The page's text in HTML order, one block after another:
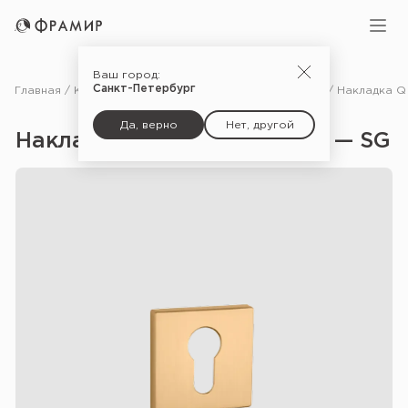
Ваш город:
Санкт-Петербург
Да, верно Нет, другой
Главная Каталог Фурнитура
Накладка Q 7S PZ Premium — SG